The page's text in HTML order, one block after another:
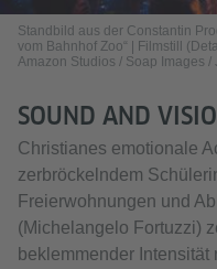
Standbild aus der Constantin
vom Bahnhof Zoo“ | Filmstill
Amazon Studios / Soap Images
SOUND AND
Christianes emotionale
zerbröckelndem
Freierwohnungen und
(Michelangelo Fortuzzi)
beklemmender